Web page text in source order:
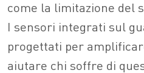
come la limitazione del
I sensori integrati sul
progettati per
aiutare chi soffre di